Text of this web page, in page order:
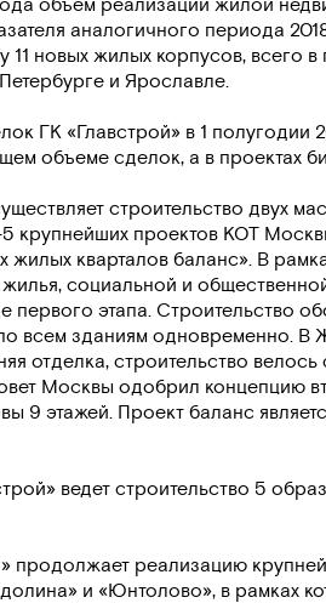
аналогичного периода
11 новых жилых корпусов, всего
и Ярославле.
ГК «Главстрой» в 1 полугодии
объеме сделок, а в проектах
строительство двух
крупнейших проектов КОТ
кварталов баланс». В
жилья, социальной и
первого этапа. Строительство
всем зданиям одновременно.
отделка, строительство
Москвы одобрил концепцию
9 этажей. Проект баланс
ведет строительство 5
продолжает реализацию
и «Юнтолово», в рамках